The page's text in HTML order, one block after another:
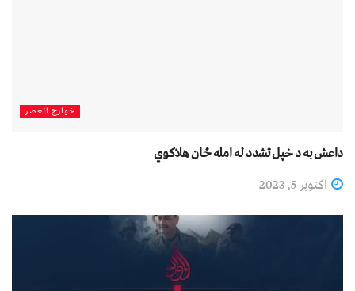
خوارج العصر
داعش به د خپل تشدد له امله ځان هلاکوي
اکتوبر 5, 2023